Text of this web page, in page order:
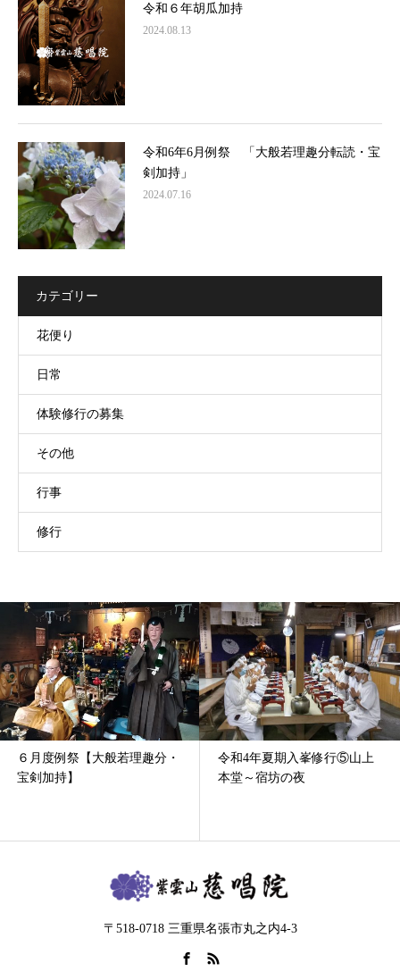
令和６年胡瓜加持
2024.08.13
令和6年6月例祭 「大般若理趣分転読・宝
剣加持」
2024.07.16
カテゴリー
花便り
日常
体験修行の募集
その他
行事
修行
若理趣分・
令和4年夏期入峯修行⑤山上
令和２年 夏
〒518-0718 三重県名張市丸之内4-3